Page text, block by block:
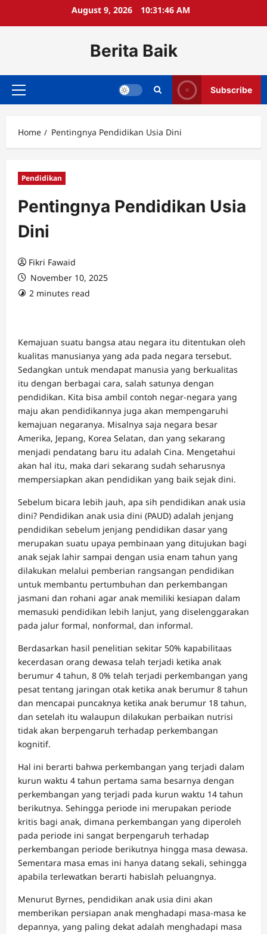
August 9, 2026 10:31:46 AM
Berita Baik
Primary
Subscribe
Home Pentingnya Pendidikan Usia Dini
Pendidikan
Pentingnya Pendidikan Usia
Dini
Fikri Fawaid
November 10, 2025
2 minutes read
Kemajuan suatu bangsa atau negara itu ditentukan oleh
kualitas manusianya yang ada pada negara tersebut.
Sedangkan untuk mendapat manusia yang berkualitas
itu dengan berbagai cara, salah satunya dengan
pendidikan. Kita bisa ambil contoh negar-negara yang
maju akan pendidikannya juga akan mempengaruhi
kemajuan negaranya. Misalnya saja negara besar
Amerika, Jepang, Korea Selatan, dan yang sekarang
menjadi pendatang baru itu adalah Cina. Mengetahui
akan hal itu, maka dari sekarang sudah seharusnya
mempersiapkan akan pendidikan yang baik sejak dini.
Sebelum bicara lebih jauh, apa sih pendidikan anak usia
dini? Pendidikan anak usia dini (PAUD) adalah jenjang
pendidikan sebelum jenjang pendidikan dasar yang
merupakan suatu upaya pembinaan yang ditujukan bagi
anak sejak lahir sampai dengan usia enam tahun yang
dilakukan melalui pemberian rangsangan pendidikan
untuk membantu pertumbuhan dan perkembangan
jasmani dan rohani agar anak memiliki kesiapan dalam
memasuki pendidikan lebih lanjut, yang diselenggarakan
pada jalur formal, nonformal, dan informal.
Berdasarkan hasil penelitian sekitar 50% kapabilitaas
kecerdasan orang dewasa telah terjadi ketika anak
berumur 4 tahun, 8 0% telah terjadi perkembangan yang
pesat tentang jaringan otak ketika anak berumur 8 tahun
dan mencapai puncaknya ketika anak berumur 18 tahun,
dan setelah itu walaupun dilakukan perbaikan nutrisi
tidak akan berpengaruh terhadap perkembangan
kognitif.
Hal ini berarti bahwa perkembangan yang terjadi dalam
kurun waktu 4 tahun pertama sama besarnya dengan
perkembangan yang terjadi pada kurun waktu 14 tahun
berikutnya. Sehingga periode ini merupakan periode
kritis bagi anak, dimana perkembangan yang diperoleh
pada periode ini sangat berpengaruh terhadap
perkembangan periode berikutnya hingga masa dewasa.
Sementara masa emas ini hanya datang sekali, sehingga
apabila terlewatkan berarti habislah peluangnya.
Menurut Byrnes, pendidikan anak usia dini akan
memberikan persiapan anak menghadapi masa-masa ke
depannya, yang paling dekat adalah menghadapi masa